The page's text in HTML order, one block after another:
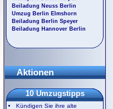
Beiladung Neuss Berlin
Umzug Berlin Elmshorn
Beiladung Berlin Speyer
Beiladung Hannover Berlin
Aktionen
10 Umzugstipps
Kündigen Sie ihre alte